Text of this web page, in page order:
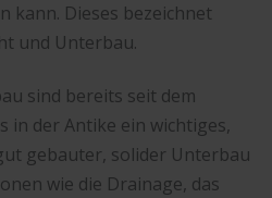
kann. Dieses bezeichnet
und Unterbau.
sind bereits seit dem
in der Antike ein wichtiges,
gebauter, solider Unterbau
wie die Drainage, das